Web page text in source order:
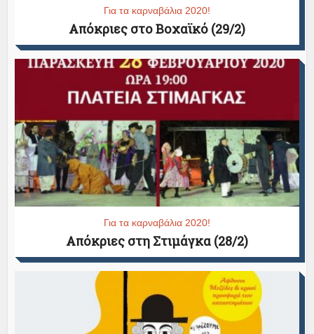
Για τα καρναβάλια 2020!
Απόκριες στο Βοχαϊκό (29/2)
Για τα καρναβάλια 2020!
Απόκριες στη Στιμάγκα (28/2)